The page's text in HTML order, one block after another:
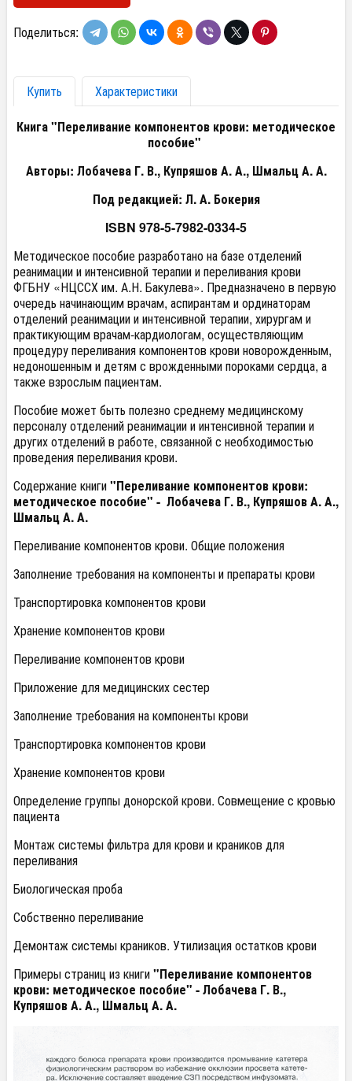
Поделиться:
Купить
Характеристики
Книга "Переливание компонентов крови: методическое
пособие"
Авторы: Лобачева Г. В., Купряшов А. А., Шмальц А. А.
Под редакцией: Л. А. Бокерия
ISBN 978-5-7982-0334-5
Методическое пособие разработано на базе отделений
реанимации и интенсивной терапии и переливания крови
ФГБНУ «НЦССХ им. А.Н. Бакулева». Предназначено в первую
очередь начинающим врачам, аспирантам и ординаторам
отделений реанимации и интенсивной терапии, хирургам и
практикующим врачам-кардиологам, осуществляющим
процедуру переливания компонентов крови новорожденным,
недоношенным и детям с врожденными пороками сердца, а
также взрослым пациентам.
Пособие может быть полезно среднему медицинскому
персоналу отделений реанимации и интенсивной терапии и
других отделений в работе, связанной с необходимостью
проведения переливания крови.
Содержание книги"Переливание компонентов крови:
методическое пособие" - Лобачева Г. В., Купряшов А. А.,
Шмальц А. А.
Переливание компонентов крови. Общие положения
Заполнение требования на компоненты и препараты крови
Транспортировка компонентов крови
Хранение компонентов крови
Переливание компонентов крови
Приложение для медицинских сестер
Заполнение требования на компоненты крови
Транспортировка компонентов крови
Хранение компонентов крови
Определение группы донорской крови. Совмещение с кровью
пациента
Монтаж системы фильтра для крови и краников для
переливания
Биологическая проба
Собственно переливание
Демонтаж системы краников. Утилизация остатков крови
Примеры страниц из книги"Переливание компонентов
крови: методическое пособие" -Лобачева Г. В.,
Купряшов А. А., Шмальц А. А.